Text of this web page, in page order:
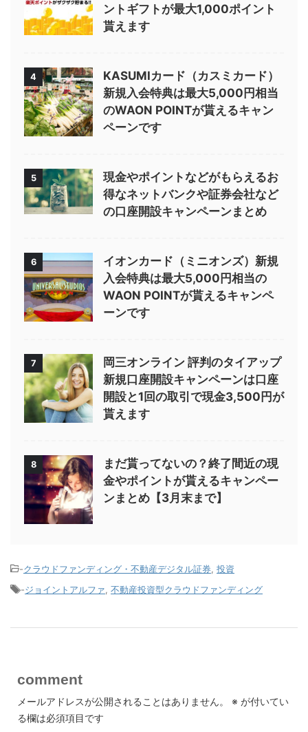
ントギフトが最大1,000ポイント
貰えます
4
KASUMIカード（カスミカード）
新規入会特典は最大5,000円相当
のWAON POINTが貰えるキャン
ペーンです
5
現金やポイントなどがもらえるお
得なネットバンクや証券会社など
の口座開設キャンペーンまとめ
6
イオンカード（ミニオンズ）新規
入会特典は最大5,000円相当の
WAON POINTが貰えるキャンペ
ーンです
7
岡三オンライン 評判のタイアップ
新規口座開設キャンペーンは口座
開設と1回の取引で現金3,500円が
貰えます
8
まだ貰ってないの？終了間近の現
金やポイントが貰えるキャンペー
ンまとめ【3月末まで】
-クラウドファンディング・不動産デジタル証券 投資
-ジョイントアルファ 不動産投資型クラウドファンディング
comment
メールアドレスが公開されることはありません。 ※ が付いてい
る欄は必須項目です